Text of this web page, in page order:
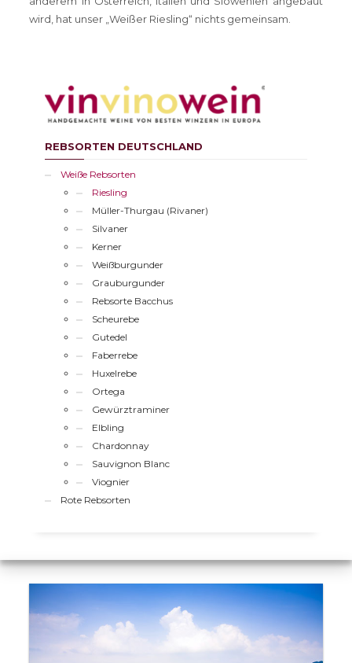
wird, hat unser „Weißer Riesling“ nichts gemeinsam.
REBSORTEN DEUTSCHLAND
Weiße Rebsorten
Riesling
Müller-Thurgau (Rivaner)
Silvaner
Kerner
Weißburgunder
Grauburgunder
Rebsorte Bacchus
Scheurebe
Gutedel
Faberrebe
Huxelrebe
Ortega
Gewürztraminer
Elbling
Chardonnay
Sauvignon Blanc
Viognier
Rote Rebsorten